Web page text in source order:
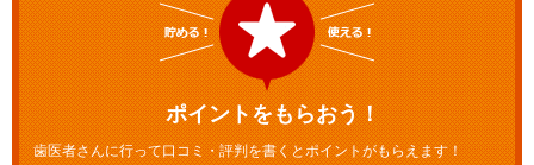
ポイントをもらおう！
歯医者さんに行って口コミ・評判を書くとポイントがもらえます！